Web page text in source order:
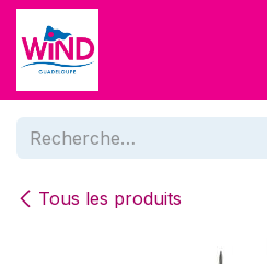
Se rendre au contenu
Tous les produits